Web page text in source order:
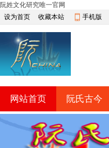
阮姓文化研究唯一官网
设为首页
收藏本站 手机版
快捷导航
网站首页 阮氏古今
网上祭祀